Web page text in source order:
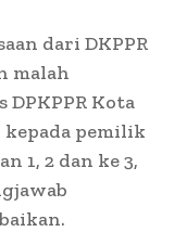
dari DKPPR
malah
Kota
kepada pemilik
1, 2 dan ke 3,